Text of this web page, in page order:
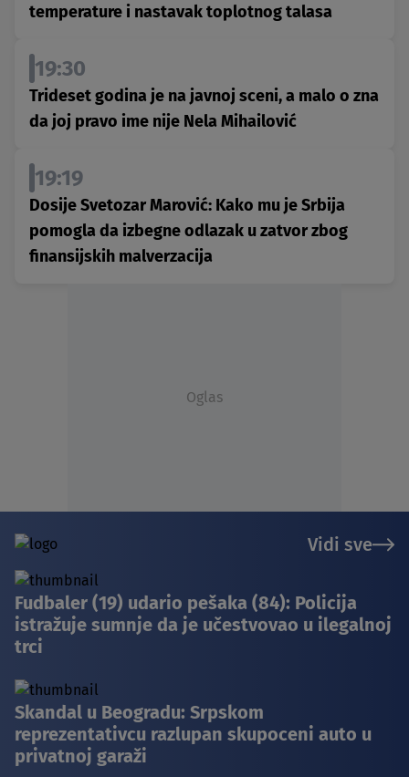
temperature i nastavak toplotnog talasa
19:30
Trideset godina je na javnoj sceni, a malo o zna
da joj pravo ime nije Nela Mihailović
19:19
Dosije Svetozar Marović: Kako mu je Srbija
pomogla da izbegne odlazak u zatvor zbog
finansijskih malverzacija
Oglas
Vidi sve
Fudbaler (19) udario pešaka (84): Policija
istražuje sumnje da je učestvovao u ilegalnoj
trci
Skandal u Beogradu: Srpskom
reprezentativcu razlupan skupoceni auto u
privatnoj garaži